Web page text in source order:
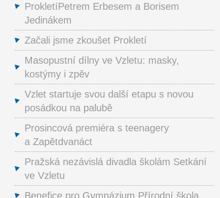
ProkletíPetrem Erbesem a Borisem
Jedinákem
Začali jsme zkoušet Prokletí
Masopustní dílny ve Vzletu: masky,
kostýmy i zpěv
Vzlet startuje svou další etapu s novou
posádkou na palubě
Prosincová premiéra s teenagery
a Zapětdvanáct
Pražská nezávislá divadla školám Setkání
ve Vzletu
Benefice pro Gymnázium Přírodní škola